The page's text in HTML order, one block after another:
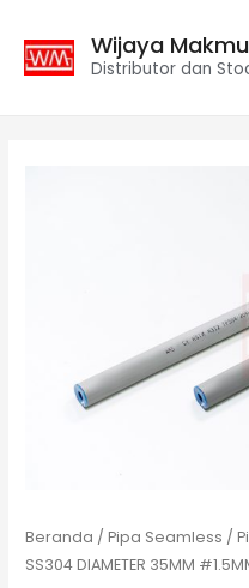
Wijaya
Distributor dan
Beranda /Pipa Seamless /
SS304 DIAMETER 35MM